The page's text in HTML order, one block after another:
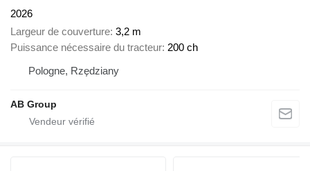
2026
Largeur de couverture 3,2 m
Puissance nécessaire du tracteur 200 ch
Pologne, Rzędziany
AB Group